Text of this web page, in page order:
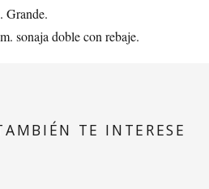
Grande.
sonaja doble con rebaje.
TE INTERESE